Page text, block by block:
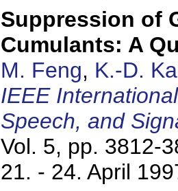
Suppression of
Cumulants: A
M. Feng, K.-D.
IEEE
Speech, and
Vol. 5, pp. 3812-
21. - 24. April